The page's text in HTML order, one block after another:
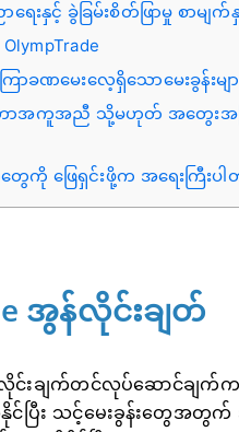
းနှင့် ခွဲခြမ်းစိတ်ဖြာမှု စာမျက်နှ
ြာခဏမေးလေ့ရှိသောမေးခွန်းမျာ
အကူအညီ သို့မဟုတ် အတွေးအမြ
ေကို ဖြေရှင်းဖို့က အရေးကြီးပ
အွန်လိုင်းချတ်
လိုင်းချက်တင်လုပ်ဆောင်ချက်
နိုင်ပြီး သင့်မေးခွန်းတွေအ